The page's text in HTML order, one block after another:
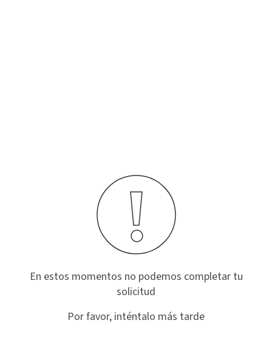
En estos momentos no podemos completar tu
solicitud
Por favor, inténtalo más tarde